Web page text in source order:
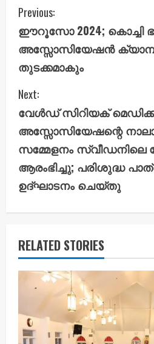
C
o
n
t
i
n
u
e
R
e
a
i
Previous:
ഈറൂസോ 2024; കൊച്ചി
അസ്സോസിയേഷൻ
തുടക്കമാകും
Next:
വേൾഡ് സിറിയക്
അസ്സോസിയേഷന്റെ
സമ്മേളനം സ്വീഡനിലെ
ആരംഭിച്ചു; പരിശുദ്ധ
ഉദ്ഘാടനം ചെയ്തു
RELATED STORIES